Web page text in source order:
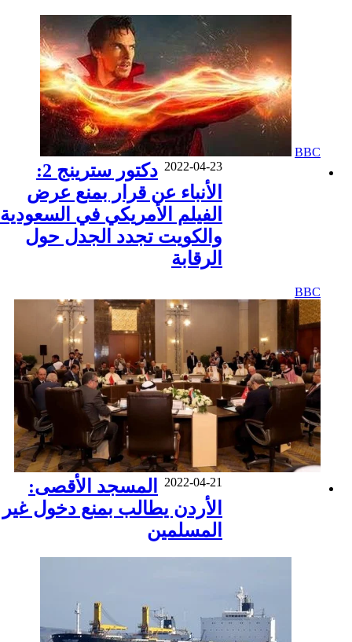
BBC
2022-04-23
دكتور سترينج 2:
الأنباء عن قرار بمنع عرض
الفيلم الأمريكي في السعودية
والكويت تجدد الجدل حول
الرقابة
BBC
2022-04-21
المسجد الأقصى:
الأردن يطالب بمنع دخول غير
المسلمين